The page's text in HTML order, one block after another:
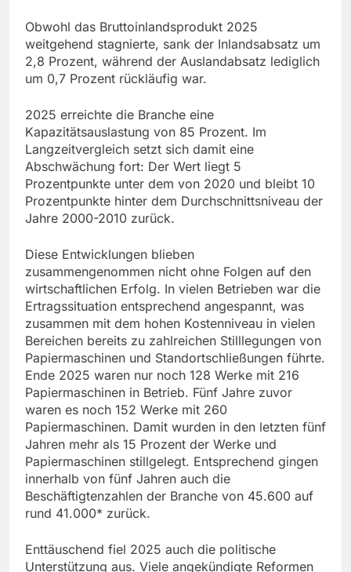
Obwohl das Bruttoinlandsprodukt 2025
weitgehend stagnierte, sank der Inlandsabsatz um
2,8 Prozent, während der Auslandabsatz lediglich
um 0,7 Prozent rückläufig war.
2025 erreichte die Branche eine
Kapazitätsauslastung von 85 Prozent. Im
Langzeitvergleich setzt sich damit eine
Abschwächung fort: Der Wert liegt 5
Prozentpunkte unter dem von 2020 und bleibt 10
Prozentpunkte hinter dem Durchschnittsniveau der
Jahre 2000-2010 zurück.
Diese Entwicklungen blieben
zusammengenommen nicht ohne Folgen auf den
wirtschaftlichen Erfolg. In vielen Betrieben war die
Ertragssituation entsprechend angespannt, was
zusammen mit dem hohen Kostenniveau in vielen
Bereichen bereits zu zahlreichen Stilllegungen von
Papiermaschinen und Standortschließungen führte.
Ende 2025 waren nur noch 128 Werke mit 216
Papiermaschinen in Betrieb. Fünf Jahre zuvor
waren es noch 152 Werke mit 260
Papiermaschinen. Damit wurden in den letzten fünf
Jahren mehr als 15 Prozent der Werke und
Papiermaschinen stillgelegt. Entsprechend gingen
innerhalb von fünf Jahren auch die
Beschäftigtenzahlen der Branche von 45.600 auf
rund 41.000* zurück.
Enttäuschend fiel 2025 auch die politische
Unterstützung aus. Viele angekündigte Reformen